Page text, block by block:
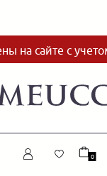
на сайте с
0